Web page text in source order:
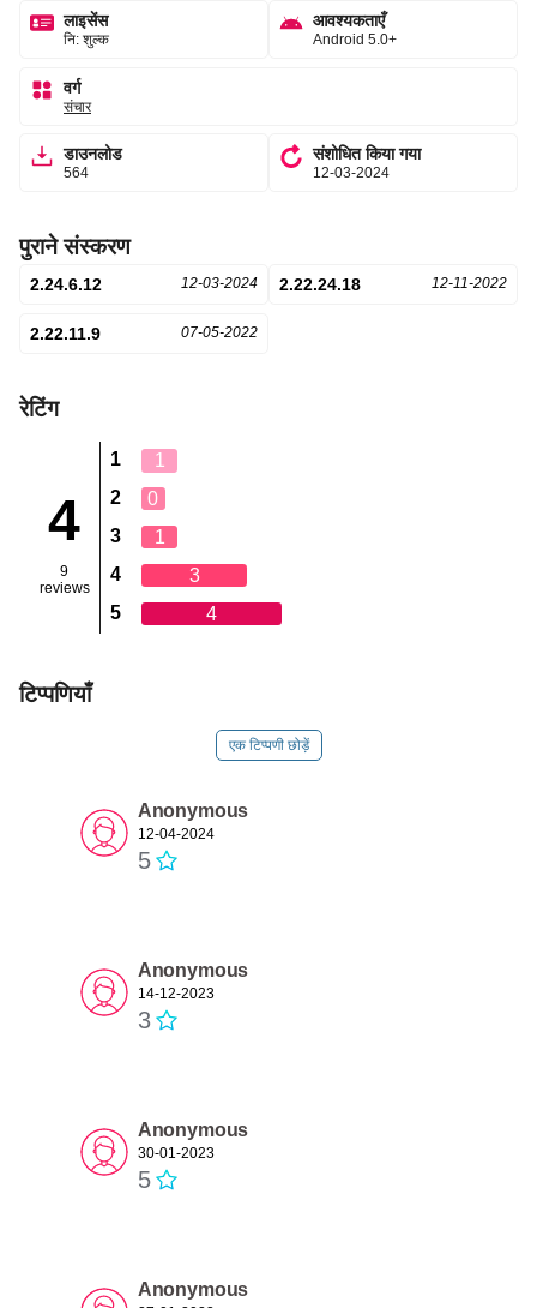
लाइसेंस
नि: शुल्क
आवश्यकताएँ
Android 5.0+
वर्ग
संचार
डाउनलोड
564
संशोधित किया गया
12-03-2024
पुराने संस्करण
2.24.6.12 12-03-2024 2.22.24.18 12-11-2022
2.22.11.9 07-05-2022
रेटिंग
4
9
reviews
1
1
2
0
3
1
4
3
5
4
टिप्पणियाँ
एक टिप्पणी छोड़ें
Anonymous
12-04-2024
5
Anonymous
14-12-2023
3
Anonymous
30-01-2023
5
Anonymous